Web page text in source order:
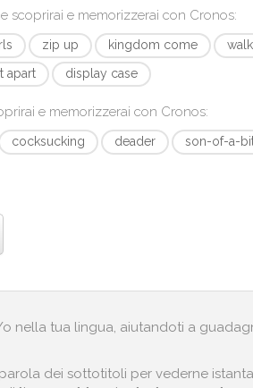
scoprirai e memorizzerai con Cronos:
zip up kingdom come
apart display case
e memorizzerai con Cronos:
cocksucking deader son-of-a-
nella tua lingua, aiutandoti a
dei sottotitoli per vederne